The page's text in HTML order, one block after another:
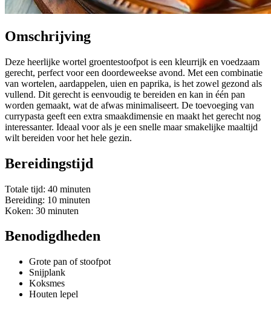
Omschrijving
Deze heerlijke wortel groentestoofpot is een kleurrijk en voedzaam
gerecht, perfect voor een doordeweekse avond. Met een combinatie
van wortelen, aardappelen, uien en paprika, is het zowel gezond als
vullend. Dit gerecht is eenvoudig te bereiden en kan in één pan
worden gemaakt, wat de afwas minimaliseert. De toevoeging van
currypasta geeft een extra smaakdimensie en maakt het gerecht nog
interessanter. Ideaal voor als je een snelle maar smakelijke maaltijd
wilt bereiden voor het hele gezin.
Bereidingstijd
Totale tijd: 40 minuten
Bereiding: 10 minuten
Koken: 30 minuten
Benodigdheden
Grote pan of stoofpot
Snijplank
Koksmes
Houten lepel